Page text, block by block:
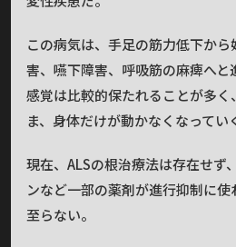
この病気は、手足の筋力低下か
害、嚥下障害、呼吸筋の麻痺へと
感覚は比較的保たれることが多く
ま、身体だけが動かなくなってい
現在、ALSの根治療法は存在せず
ンなど一部の薬剤が進行抑制に
至らない。